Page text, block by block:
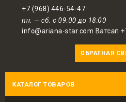
+7 (968) 446-54-47
пн. — сб. с 09:00 до 18:00
info@ariana-star.com Ватсап
ОБРАТНАЯ
КАТАЛОГ ТОВАРОВ